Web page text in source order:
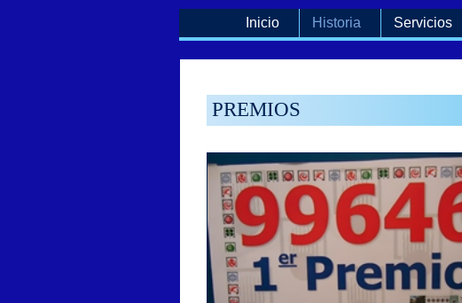
Inicio Historia Servicios
PREMIOS